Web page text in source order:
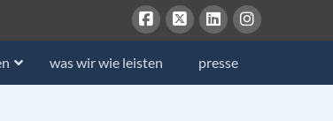
was wir wie leisten presse